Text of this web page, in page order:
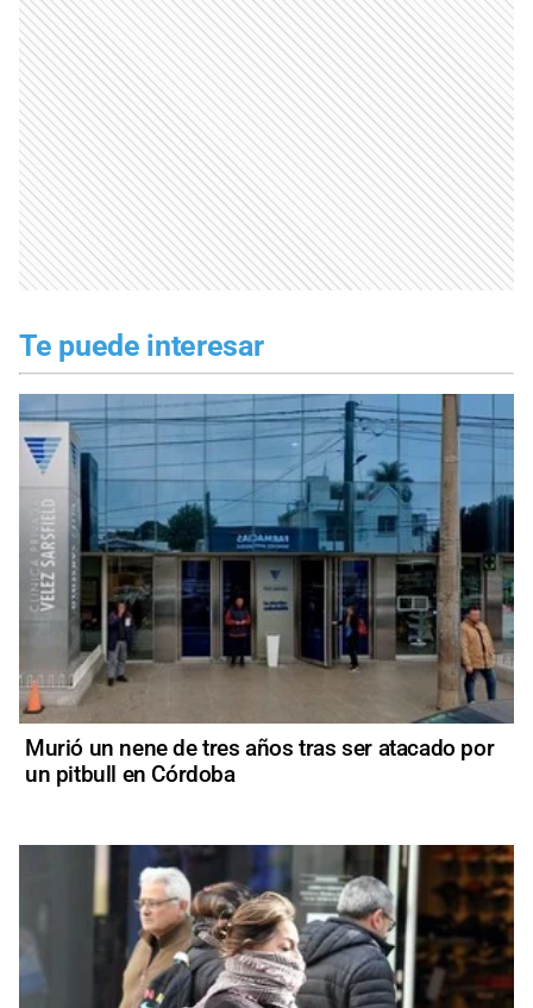
Te puede interesar
Murió un nene de tres años tras ser atacado por
un pitbull en Córdoba